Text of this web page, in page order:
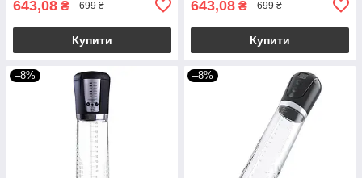
643,08 ₴ 699 ₴
Купити
643,08 ₴ 699 ₴
Купити
–8% –8%